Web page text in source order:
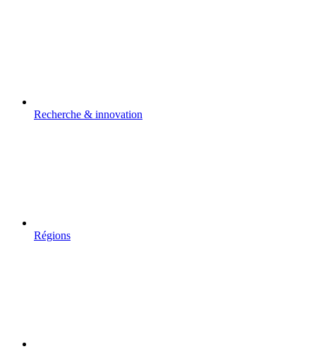
Recherche & innovation
Régions